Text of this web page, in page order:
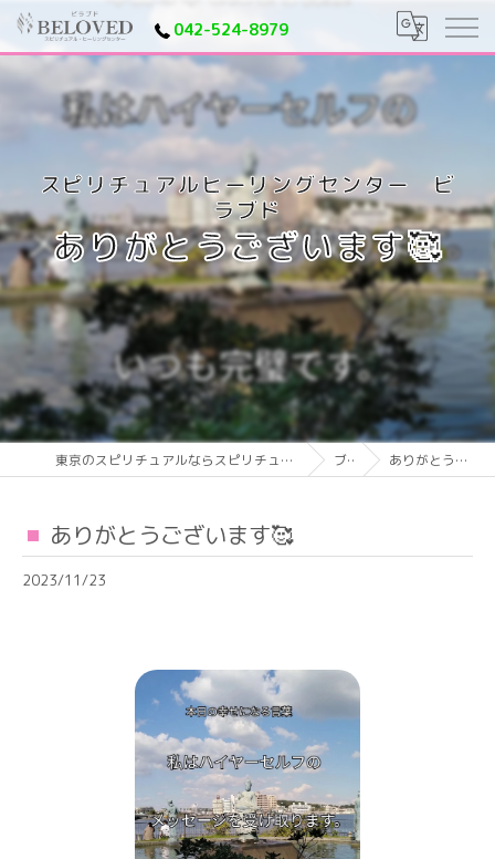
042-524-8979
ありがとうございます🥰
東京のスピリチュアルならスピリチュアルヒーリングセンター ビラブド ブログ ありがとうございます🥰
ありがとうございます🥰
2023/11/23